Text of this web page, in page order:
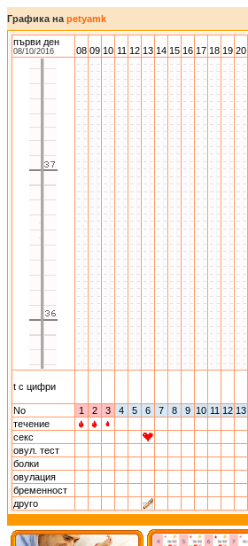
Графика на petyamk
първи ден
08/10/2016 08 09 10 11 12 13 14 15 16 17 18 19 20
t с цифри
No 1 2 3 4 5 6 7 8 9 10 11 12 13
течение
секс
овул. тест
болки
овулация
бременност
друго